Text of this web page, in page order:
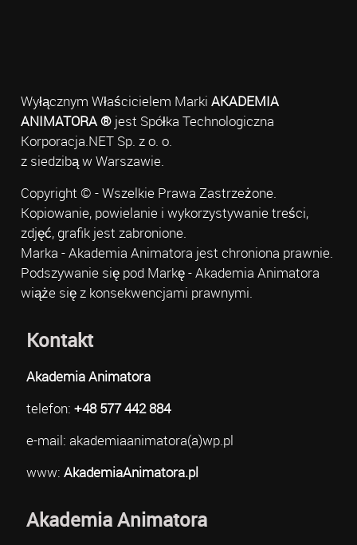
Wyłącznym Właścicielem Marki AKADEMIA
ANIMATORA ®jest Spółka Technologiczna
Korporacja.NET Sp. z o. o.
z siedzibą w Warszawie.
Copyright © - Wszelkie Prawa Zastrzeżone.
Kopiowanie, powielanie i wykorzystywanie treści,
zdjęć, grafik jest zabronione.
Marka - Akademia Animatora jest chroniona prawnie.
Podszywanie się pod Markę - Akademia Animatora
wiąże się z konsekwencjami prawnymi.
Kontakt
Akademia Animatora
telefon: +48 577 442 884
e-mail: akademiaanimatora(a)wp.pl
www: AkademiaAnimatora.pl
Akademia Animatora